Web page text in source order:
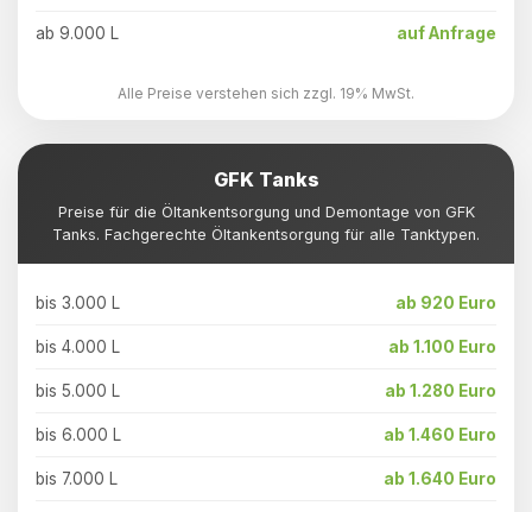
ab 9.000 L auf Anfrage
Alle Preise verstehen sich zzgl. 19% MwSt.
GFK Tanks
Preise für die Öltankentsorgung und Demontage von GFK
Tanks. Fachgerechte Öltankentsorgung für alle Tanktypen.
bis 3.000 L ab 920 Euro
bis 4.000 L ab 1.100 Euro
bis 5.000 L ab 1.280 Euro
bis 6.000 L ab 1.460 Euro
bis 7.000 L ab 1.640 Euro